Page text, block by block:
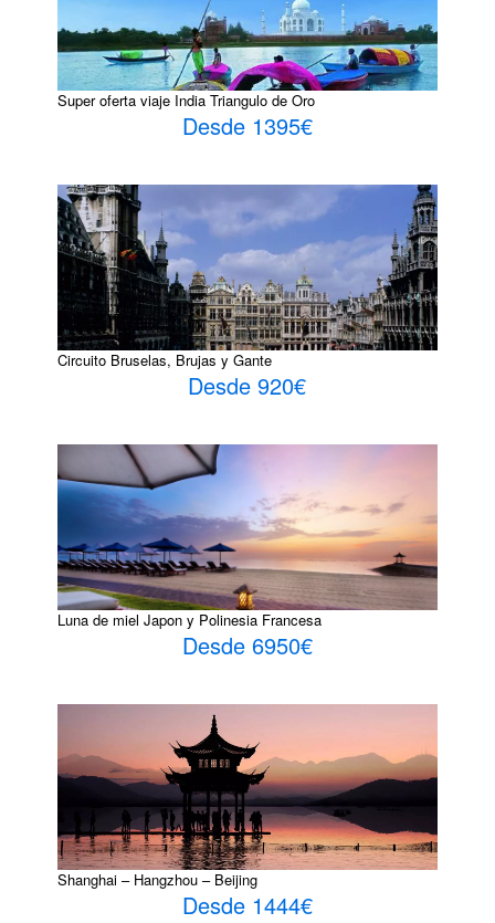
Super oferta viaje India Triangulo de Oro
Desde 1395€
Circuito Bruselas, Brujas y Gante
Desde 920€
Luna de miel Japon y Polinesia Francesa
Desde 6950€
Shanghai – Hangzhou – Beijing
Desde 1444€